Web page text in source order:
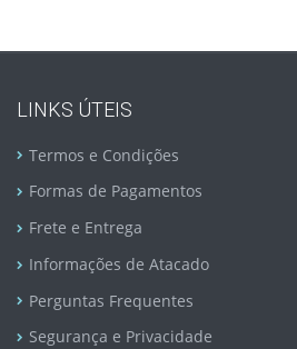
LINKS ÚTEIS
Termos e Condições
Formas de Pagamentos
Frete e Entrega
Informações de Atacado
Perguntas Frequentes
Segurança e Privacidade